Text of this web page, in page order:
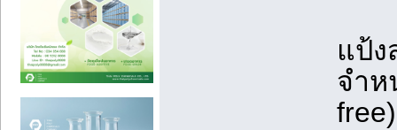
แป้ง
จำห
free)